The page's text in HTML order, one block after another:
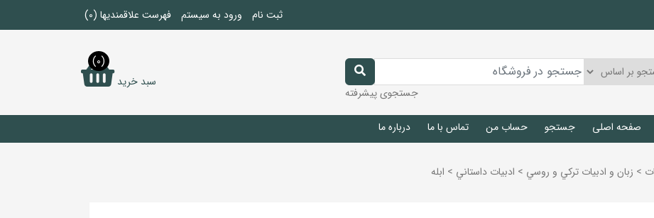
ثبت نام ورود به سیستم فهرست علاقمندیها (0)
جستجوی پیشرفته
سبد خرید
(0)
صفحه اصلی جستجو حساب من تماس با ما درباره ما
> زبان و ادبيات تركي و روسي > ادبيات داستاني > ابله